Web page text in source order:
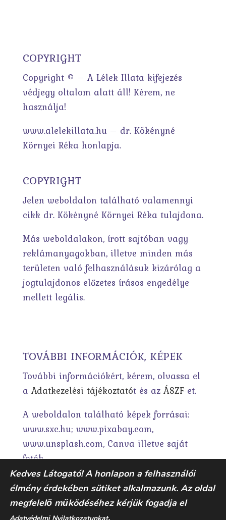
COPYRIGHT
Copyright © – A Lélek Illata kifejezés
védjegy oltalom alatt áll! Kérem, ne
használja!
www.alelekillata.hu – dr. Kökényné
Környei Réka honlapja.
COPYRIGHT
Jelen weboldalon található valamennyi
cikk dr. Kökényné Környei Réka tulajdona.
Más weboldalakon, írott sajtóban vagy
reklámanyagokban, illetve minden más
területen való felhasználásuk kizárólag a
jogtulajdonos előzetes írásos engedélye
mellett legális.
TOVÁBBI INFORMÁCIÓK, KÉPEK
További információkért, kérem, olvassa el
a Adatkezelési tájékoztatót és az ÁSZF-et.
A weboldalon található képek forrásai:
www.sxc.hu; www.pixabay.com,
www.unsplash.com, Canva illetve saját
fotók.
Kedves Látogató! A honlapon a felhasználói
élmény érdekében sütiket alkalmazunk. Az oldal
megfelelő működéséhez kérjük fogadja el
.